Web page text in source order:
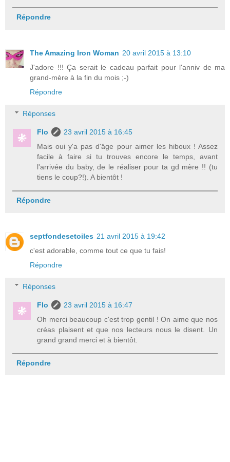
Répondre
The Amazing Iron Woman 20 avril 2015 à 13:10
J'adore !!! Ça serait le cadeau parfait pour l'anniv de ma
grand-mère à la fin du mois ;-)
Répondre
Réponses
Flo
23 avril 2015 à 16:45
Mais oui y'a pas d'âge pour aimer les hiboux ! Assez
facile à faire si tu trouves encore le temps, avant
l'arrivée du baby, de le réaliser pour ta gd mère !! (tu
tiens le coup?!). A bientôt !
Répondre
septfondesetoiles 21 avril 2015 à 19:42
c'est adorable, comme tout ce que tu fais!
Répondre
Réponses
Flo
23 avril 2015 à 16:47
Oh merci beaucoup c'est trop gentil ! On aime que nos
créas plaisent et que nos lecteurs nous le disent. Un
grand grand merci et à bientôt.
Répondre